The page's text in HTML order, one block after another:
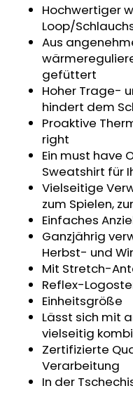
Hochwertiger
Loop/
Aus
gefüttert
Hoher Trage-
hindert dem
Proaktive
right
Ein must have
Sweatshirt für
Vielseitige
zum Spielen,
Einfaches
Ganzjährig
Herbst- und
Mit Stretch-
Reflex-
Einheitsgröße
Lässt sich mit
vielseitig
Zertifizierte
Verarbeitung
In der
KINDERSITZUNTERLAGE
OUTLAST®
GRAU
MELIERT
€24,90